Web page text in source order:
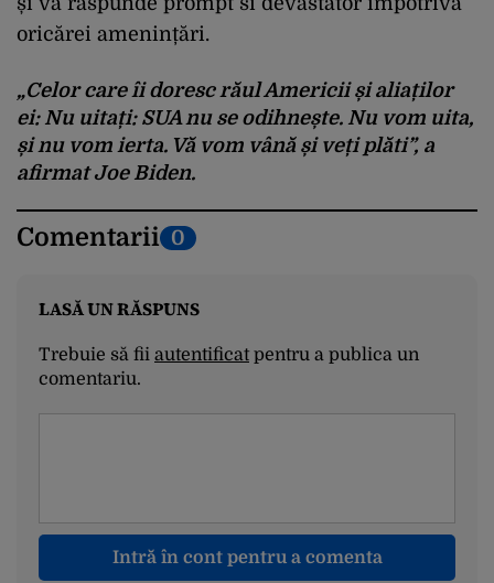
oricărei amenințări.
„Celor care îi doresc răul Americii și aliaților
ei: Nu uitați: SUA nu se odihnește. Nu vom uita,
și nu vom ierta. Vă vom vână și veți plăti”, a
afirmat Joe Biden.
Comentarii 0
LASĂ UN RĂSPUNS
Trebuie să fii autentificatpentru a publica un
comentariu.
Intră în cont pentru a comenta